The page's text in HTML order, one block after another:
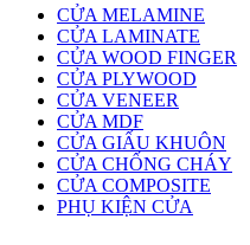
CỬA MELAMINE
CỬA LAMINATE
CỬA WOOD FINGER
CỬA PLYWOOD
CỬA VENEER
CỬA MDF
CỬA GIẤU KHUÔN
CỬA CHỐNG CHÁY
CỬA COMPOSITE
PHỤ KIỆN CỬA